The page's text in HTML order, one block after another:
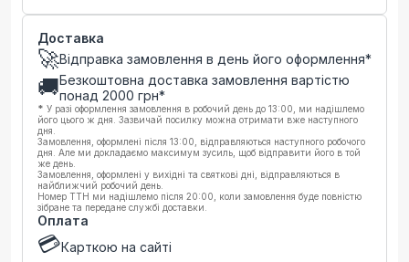
Доставка
🚀Відправка замовлення в день його оформлення*
🚚Безкоштовна доставка замовлення вартістю
понад 2000 грн*
* У разі оформлення замовлення в робочий день до 13:00, ми надішлемо
його цього ж дня. Зазвичай посилку можна отримати вже наступного
дня.
Замовлення, оформлені після 13:00, відправляються наступного робочого
дня. Але ми докладаємо максимум зусиль, щоб відправити його в той
же день.
Замовлення, оформлені у вихідні та святкові дні, відправляються в
найближчий робочий день.
Номер ТТН ми надішлемо після 20:00, коли замовлення буде повністю
зібране та передане службі доставки.
Оплата
💳Карткою на сайті